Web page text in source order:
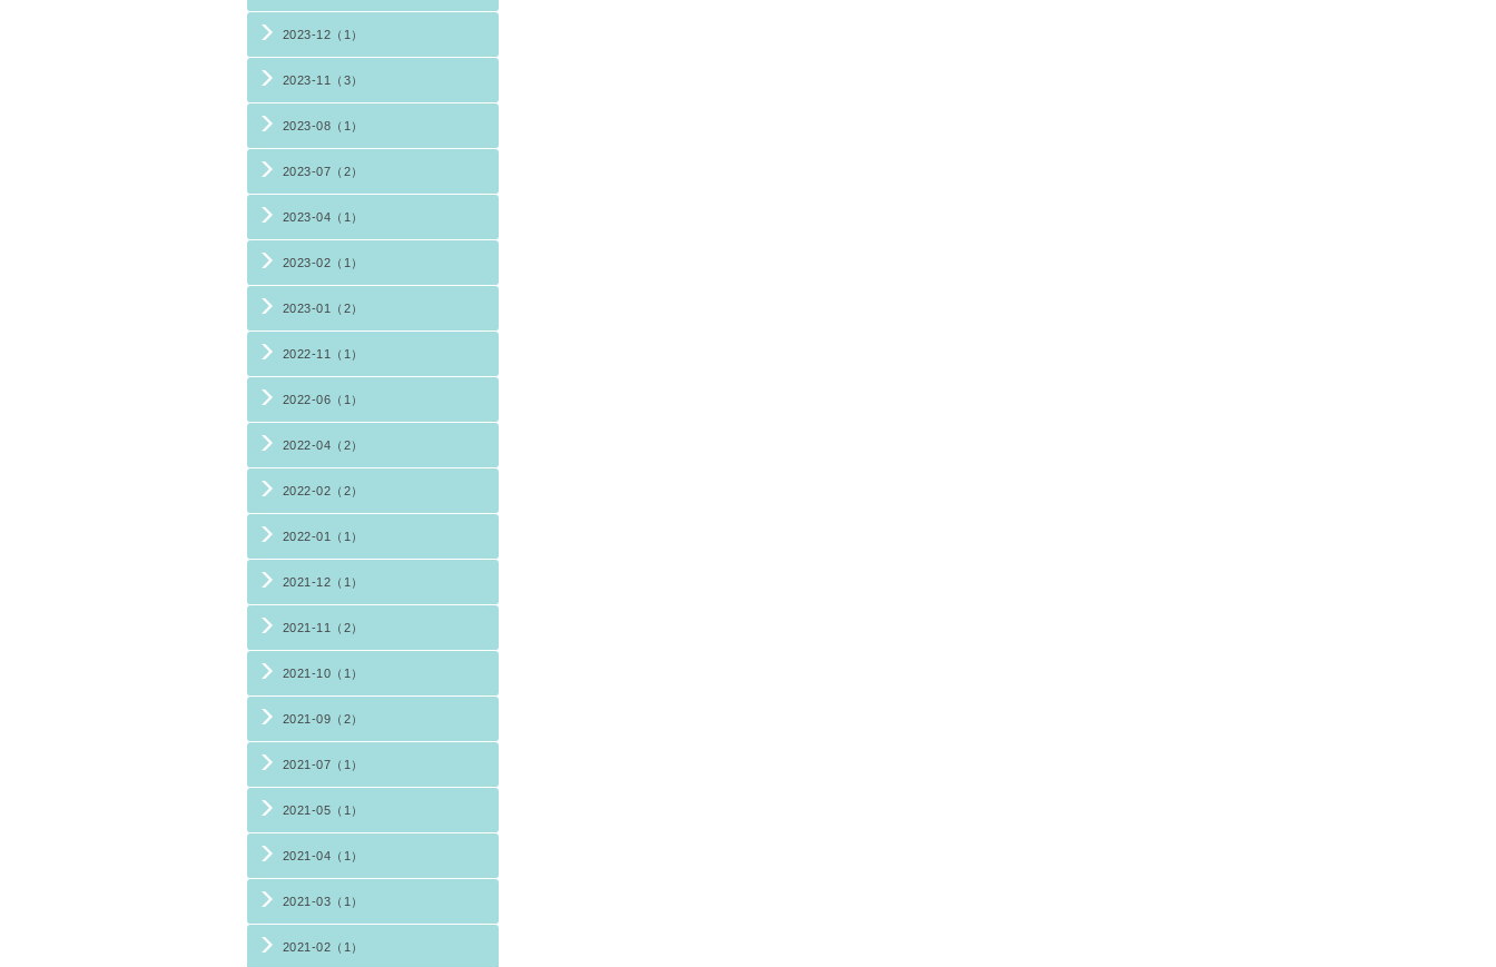
2023-12（1）
2023-11（3）
2023-08（1）
2023-07（2）
2023-04（1）
2023-02（1）
2023-01（2）
2022-11（1）
2022-06（1）
2022-04（2）
2022-02（2）
2022-01（1）
2021-12（1）
2021-11（2）
2021-10（1）
2021-09（2）
2021-07（1）
2021-05（1）
2021-04（1）
2021-03（1）
2021-02（1）